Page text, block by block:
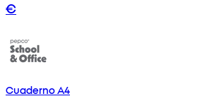
€
Cuaderno A4